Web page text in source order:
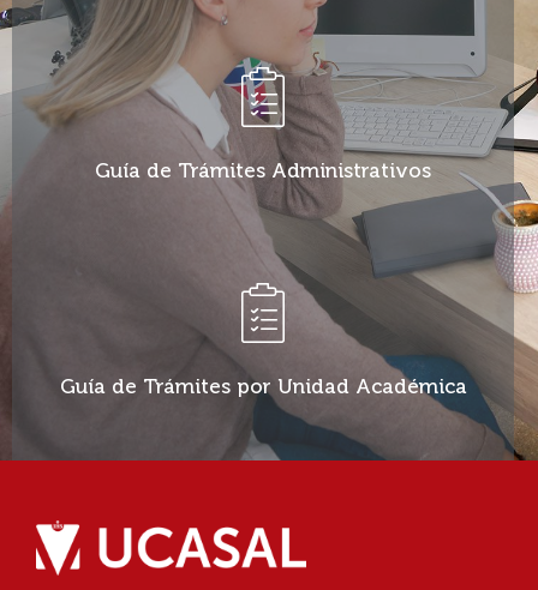
Guía de Trámites Administrativos
VER GUÍA DE TRÁMITES
Guía de Trámites por Unidad Académica
VER GUÍA DE TRÁMITES